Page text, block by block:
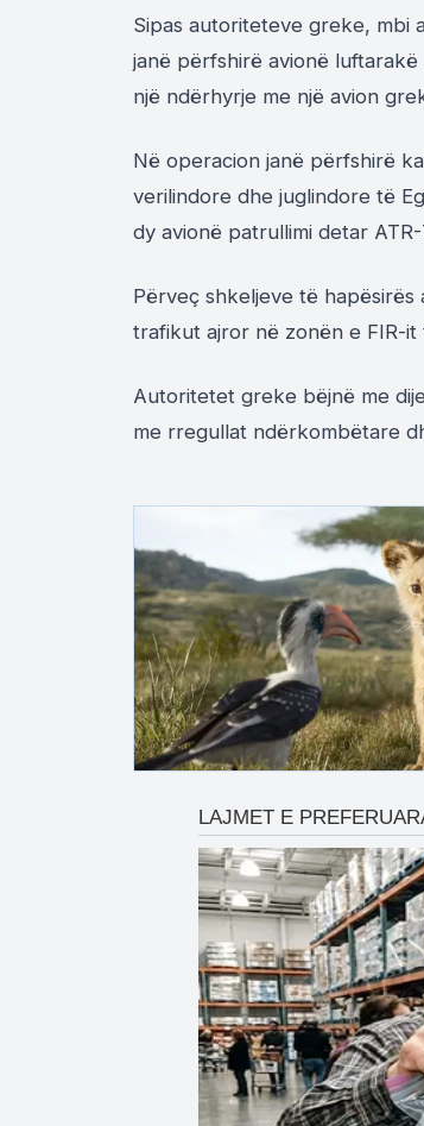
Sipas autoriteteve greke, mbi
janë përfshirë avionë
një ndërhyrje me një avion
Në operacion janë përfshirë
verilindore dhe juglindore të
dy avionë patrullimi detar
Përveç shkeljeve të
trafikut ajror në zonën e FIR-it
Autoritetet greke bëjnë me
me rregullat ndërkombëtare